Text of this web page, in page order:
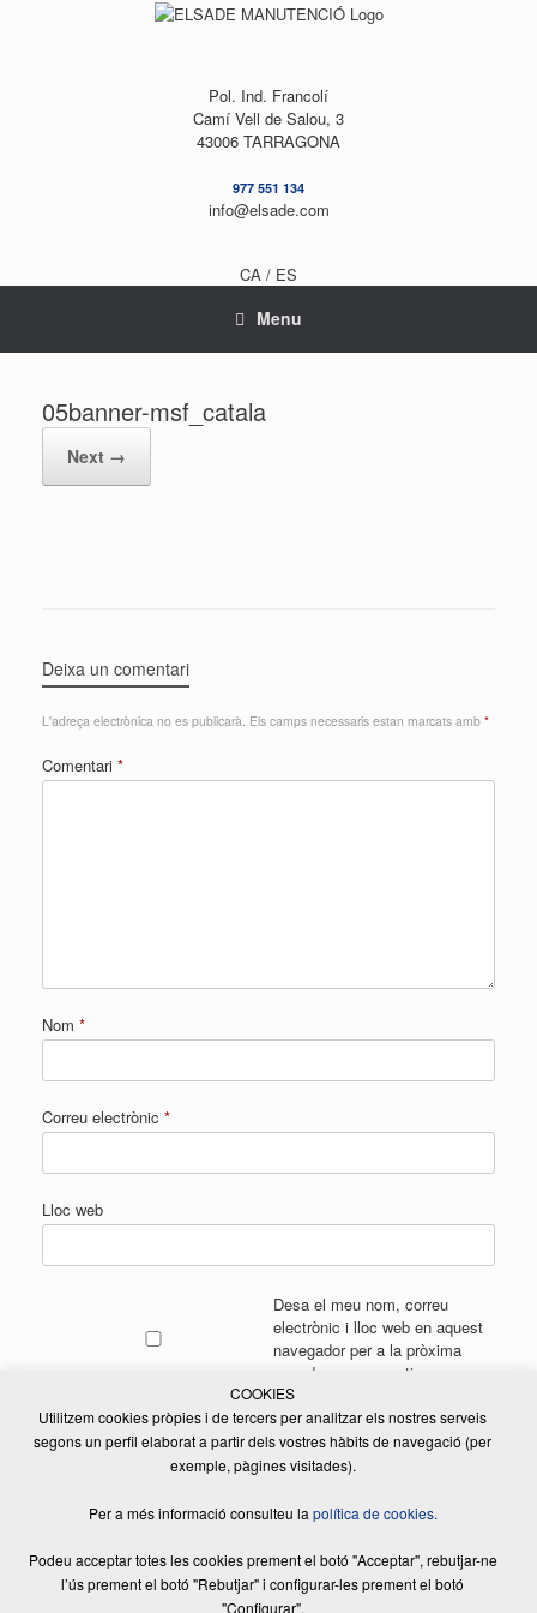
Pol. Ind. Francolí
Camí Vell de Salou, 3
43006 TARRAGONA
977 551 134
info@elsade.com
CA / ES
Menu
05banner-msf_catala
Next →
Deixa un comentari
L'adreça electrònica no es publicarà. Els camps necessaris estan marcats amb *
Comentari *
Nom *
Correu electrònic *
Lloc web
Desa el meu nom, correu
electrònic i lloc web en aquest
navegador per a la pròxima
vegada que comenti.
COOKIES
Utilitzem cookies pròpies i de tercers per analitzar els nostres serveis
segons un perfil elaborat a partir dels vostres hàbits de navegació (per
exemple, pàgines visitades).
Per a més informació consulteu la política de cookies.
Podeu acceptar totes les cookies prement el botó "Acceptar", rebutjar-ne
l’ús prement el botó "Rebutjar" i configurar-les prement el botó
"Configurar".